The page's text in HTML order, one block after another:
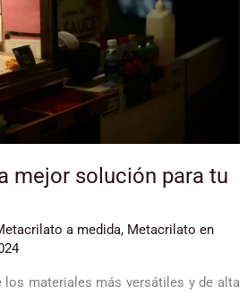
mejor solución para tu
a medida, Metacrilato en
los materiales más versátiles y de alta